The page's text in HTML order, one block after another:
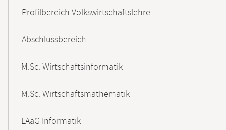
Profilbereich Volkswirtschaftslehre
Abschlussbereich
M.Sc. Wirtschaftsinformatik
M.Sc. Wirtschaftsmathematik
LAaG Informatik